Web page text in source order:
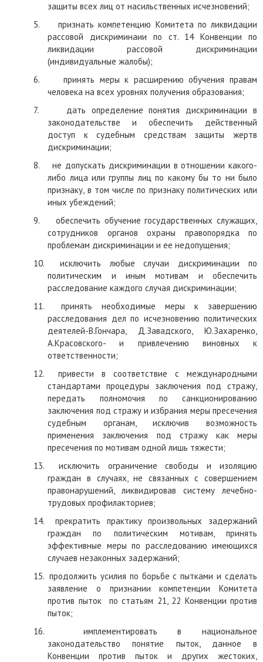
защиты всех лиц от насильственных исчезновений;
5.
признать компетенцию Комитета по ликвидации
рассовой дискриминаии по ст. 14 Конвенции по
ликвидации рассовой дискриминации
(индивидуальные жалобы);
6.
принять меры к расширению обучения правам
человека на всех уровнях получения образования;
7.
дать определение понятия дискриминации в
законодательстве и обеспечить действенный
доступ к судебным средствам защиты жертв
дискриминации;
8.
не допускать дискриминации в отношении какого-
либо лица или группы лиц по какому бы то ни было
признаку, в том числе по признаку политических или
иных убеждений;
9.
обеспечить обучение государственных служащих,
сотрудников органов охраны правопорядка по
проблемам дискриминации и ее недопущения;
10.
исключить любые случаи дискриминации по
политическим и иным мотивам и обеспечить
расследование каждого случая дискриминации;
11.
принять необходимые меры к завершению
расследования дел по исчезновению политических
деятелей-В.Гончара, Д.Завадского, Ю.Захаренко,
А.Красовского-
и привлечению виновных к
ответственности;
12.
привести в соответствие с международными
стандартами процедуры заключения под стражу,
передать полномочия по санкционированию
заключения под стражу и избрания меры пресечения
судебным органам, исключив возможность
применения заключения под стражу как меры
пресечения по мотивам одной лишь тяжести;
13.
исключить ограничение свободы и изоляцию
граждан в случаях, не связанных с совершением
правонарушений, ликвидировав систему лечебно-
трудовых профилакториев;
14.
прекратить практику произвольных задержаний
граждан по политическим мотивам, принять
эффективные меры по расследованию имеющихся
случаев незаконных задержаний;
15. продолжить усилия по борьбе с пытками и сделать
заявление о признании компетенции Комитета
против пыток
по статьям 21, 22 Конвенции против
пыток;
16.
имплементировать в национальное
законодательство понятие пыток, данное в
Конвенции против пыток и других жестоких,